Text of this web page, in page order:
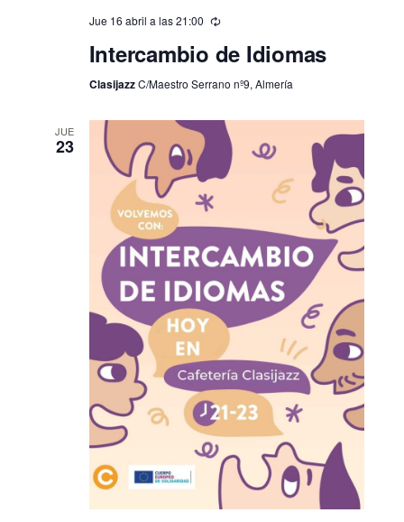
Jue 16 abril a las 21:00
Intercambio de Idiomas
ClasijazzC/Maestro Serrano nº9, Almería
JUE
23